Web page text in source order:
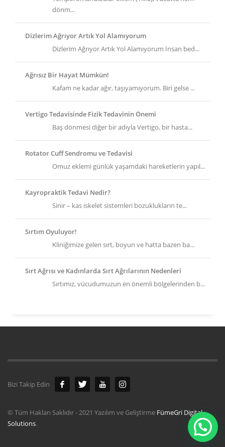
dönm...
Dizlerim Ağrıyor Artık Yol Alamıyorum
Dizlerim Ağrıyor Artık Yol Alamıyorum İnsan bed...
Ağrısız Bir Hayat Mümkün!
Kafam ne kadar ağır, taşıyamıyorum. Biri gelse ...
Vertigo Tedavisinde Fizik Tedavinin Önemi
Baş dönmesi diğer bir adıyla Vertigo, bir hasta...
Rotator Cuff Sendromu ve Tedavisi
Omuz eklemi günlük yaşamdaki hareketlerin yapıl...
Kayropraktik Tedavi Nedir?
Sinir – kas iskelet sistemleri bozuklukların te...
Sırtım Oyuluyor!
Kliniğimize gelen sırt, boyun ve hatta bazen ba...
Sırt Ağrısı ve Kadınlarda Sırt Ağrılarının Nedenleri
Sırtımız, vücudumuzun en önemli bölgelerinden b...
Bizi Takip Edin
© Tüm Hakları Saklıdır - 2021 Yazılım ve Geliştirme FümeGri Digital
Solutions.